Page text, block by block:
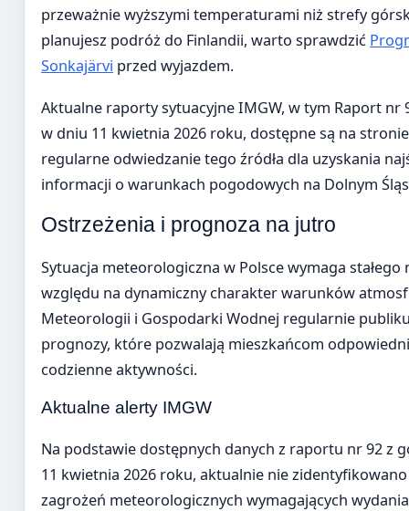
przeważnie wyższymi temperaturami niż strefy
planujesz podróż do Finlandii, warto sprawdzić
Sonkajärvi przed wyjazdem.
Aktualne raporty sytuacyjne IMGW, w tym Raport nr
w dniu 11 kwietnia 2026 roku, dostępne są na
regularne odwiedzanie tego źródła dla uzyskania
informacji o warunkach pogodowych na Dolnym
Ostrzeżenia i prognoza na jutro
Sytuacja meteorologiczna w Polsce wymaga
względu na dynamiczny charakter warunków
Meteorologii i Gospodarki Wodnej regularnie
prognozy, które pozwalają mieszkańcom
codzienne aktywności.
Aktualne alerty IMGW
Na podstawie dostępnych danych z raportu nr 92 z
11 kwietnia 2026 roku, aktualnie nie
zagrożeń meteorologicznych wymagających